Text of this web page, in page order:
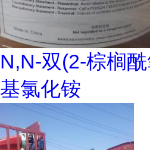
N,N-双(2-棕榈
基氯化铵